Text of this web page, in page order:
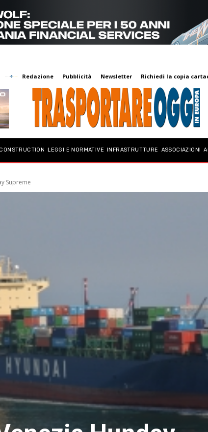
Redazione Pubblicità Newsletter Richiedi la copia
LEGGI E NORMATIVE INFRASTRUTTURE ASSOCIAZIONI
Supreme